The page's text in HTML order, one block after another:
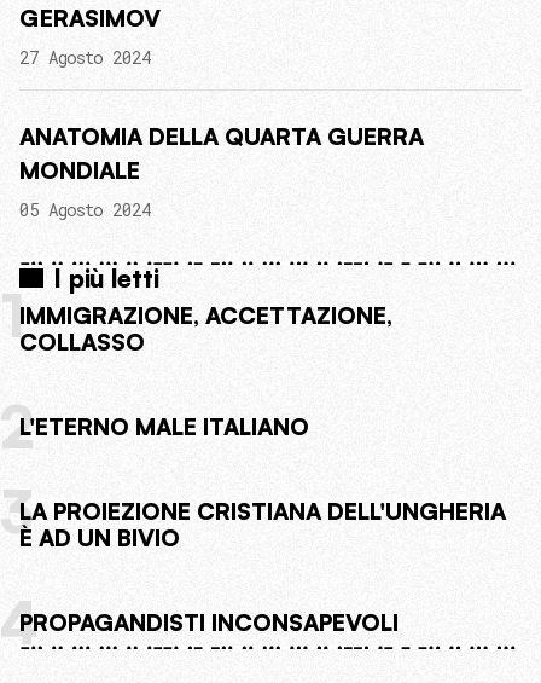
GERASIMOV
27 Agosto 2024
ANATOMIA DELLA QUARTA GUERRA
MONDIALE
05 Agosto 2024
I più letti
1IMMIGRAZIONE, ACCETTAZIONE,
COLLASSO
2L'ETERNO MALE ITALIANO
3LA PROIEZIONE CRISTIANA DELL'UNGHERIA
È AD UN BIVIO
4PROPAGANDISTI INCONSAPEVOLI